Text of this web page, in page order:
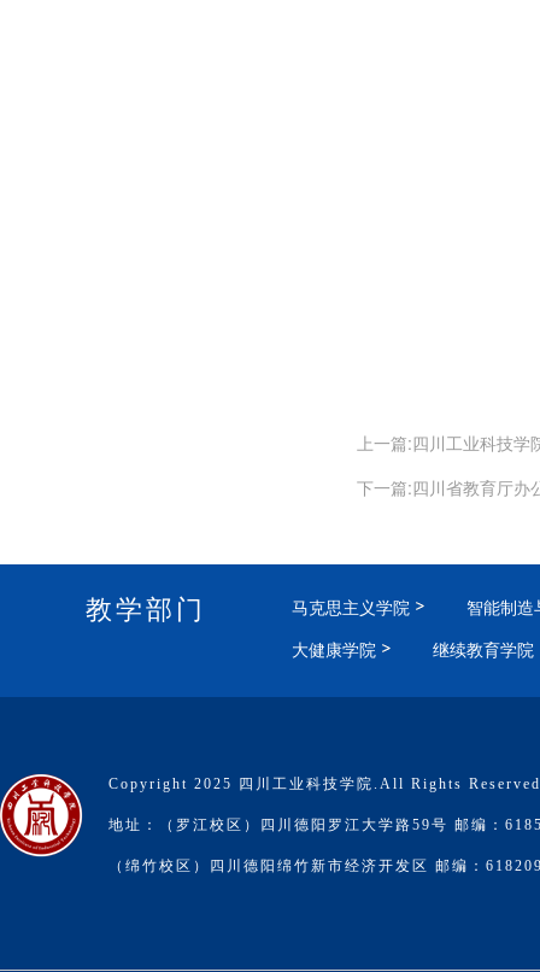
上一篇:四川工业科技学
下一篇:四川省教育厅办
教学部门 马克思主义学院
智能制造
大健康学院
继续教育学院
Copyright 2025 四川工业科技学院.All Rights
地址：（罗江校区）四川德阳罗江大学路59号 邮编：
（绵竹校区）四川德阳绵竹新市经济开发区 邮编：